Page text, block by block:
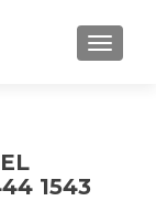
TUKAR
1543